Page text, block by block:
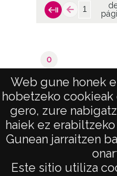
Web gune honek
hobetzeko cookieak
gero, zure
haiek ez
Gunean jarraitzen
Este sitio utiliza
0
AVISO